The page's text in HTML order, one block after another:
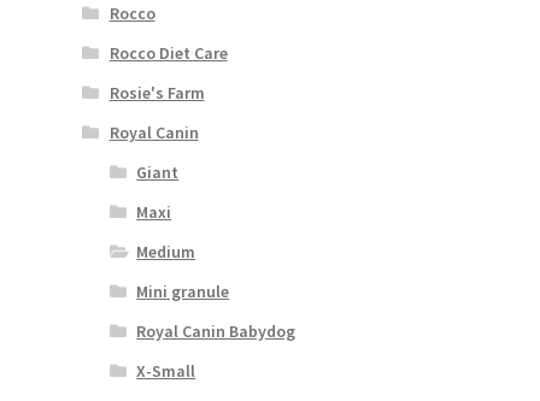
Rocco
Rocco Diet Care
Rosie's Farm
Royal Canin
Giant
Maxi
Medium
Mini granule
Royal Canin Babydog
X-Small